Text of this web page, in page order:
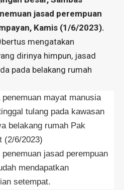
jasad perempuan
Kamis (1/6/2023).
mengatakan
dirinya himpun, jasad
pada belakang rumah
mayat manusia
tulang pada kawasan
belakang rumah Pak
(2/6/2023)
jasad perempuan
mendapatkan
setempat.